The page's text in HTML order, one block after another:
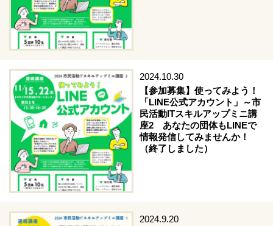
2024.10.30
【参加募集】使ってみよう！
「LINE公式アカウント」～市
民活動ITスキルアップミニ講
座2 あなたの団体もLINEで
情報発信してみませんか！
（終了しました）
2024.9.20